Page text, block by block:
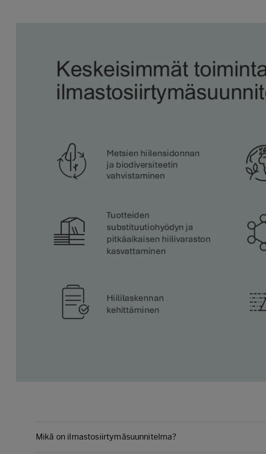
Mikä on ilmastosiirtymäsuunnitelma?